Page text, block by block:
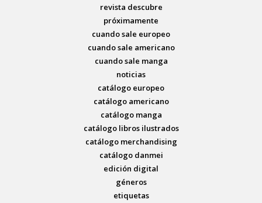
revista descubre
próximamente
cuando sale europeo
cuando sale americano
cuando sale manga
noticias
catálogo europeo
catálogo americano
catálogo manga
catálogo libros ilustrados
catálogo merchandising
catálogo danmei
edición digital
géneros
etiquetas